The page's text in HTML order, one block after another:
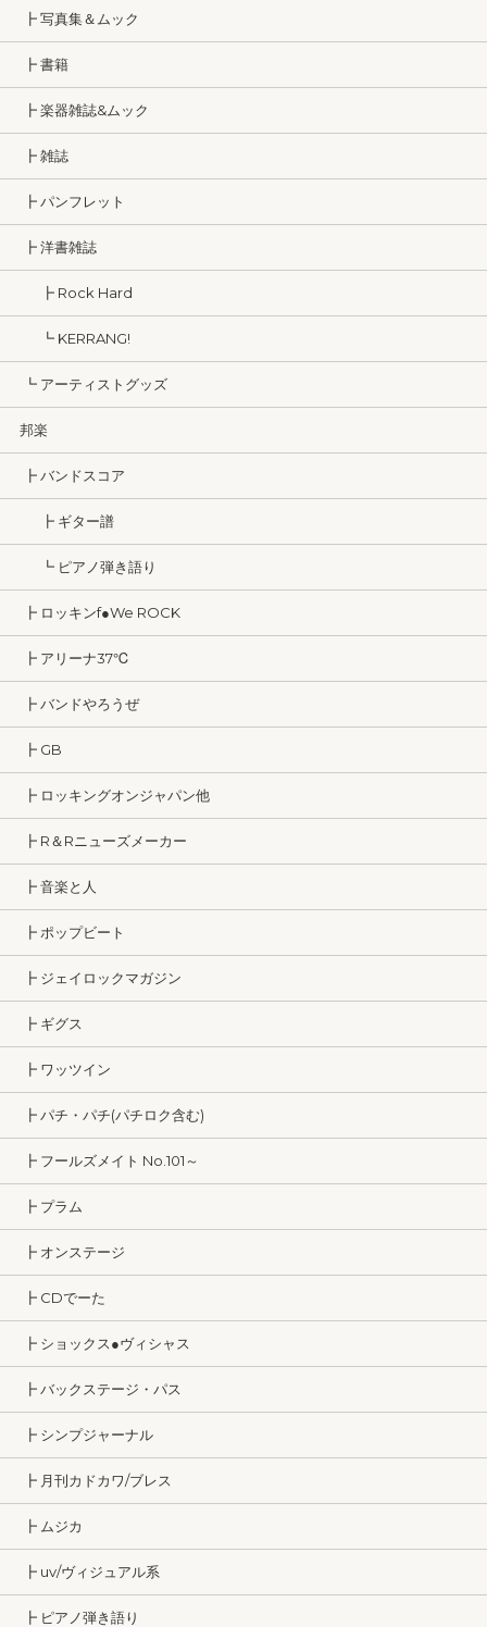
┣ 写真集＆ムック
┣ 書籍
┣ 楽器雑誌&ムック
┣ 雑誌
┣ パンフレット
┣ 洋書雑誌
┣ Rock Hard
┗ KERRANG!
┗ アーティストグッズ
邦楽
┣ バンドスコア
┣ ギター譜
┗ ピアノ弾き語り
┣ ロッキンf●We ROCK
┣ アリーナ37℃
┣ バンドやろうぜ
┣ GB
┣ ロッキングオンジャパン他
┣ R＆Rニューズメーカー
┣ 音楽と人
┣ ポップビート
┣ ジェイロックマガジン
┣ ギグス
┣ ワッツイン
┣ パチ・パチ(パチロク含む)
┣ フールズメイト No.101～
┣ プラム
┣ オンステージ
┣ CDでーた
┣ ショックス●ヴィシャス
┣ バックステージ・パス
┣ シンプジャーナル
┣ 月刊カドカワ/ブレス
┣ ムジカ
┣ uv/ヴィジュアル系
┣ ピアノ弾き語り